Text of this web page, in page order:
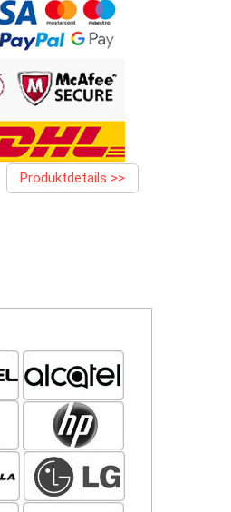
Produktdetails >>